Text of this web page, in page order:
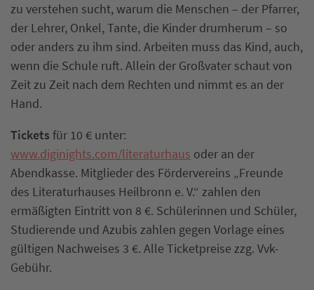
zu verstehen sucht, warum die Menschen – der Pfarrer,
der Lehrer, Onkel, Tante, die Kinder drumherum – so
oder anders zu ihm sind. Arbeiten muss das Kind, auch,
wenn die Schule ruft. Allein der Großvater schaut von
Zeit zu Zeit nach dem Rechten und nimmt es an der
Hand.
Tickets für 10 € unter:
www.diginights.com/literaturhaus oder an der
Abendkasse. Mitglieder des Fördervereins „Freunde
des Literaturhauses Heilbronn e. V.“ zahlen den
ermäßigten Eintritt von 8 €. Schülerinnen und Schüler,
Studierende und Azubis zahlen gegen Vorlage eines
gültigen Nachweises 3 €. Alle Ticketpreise zzg. Vvk-
Gebühr.